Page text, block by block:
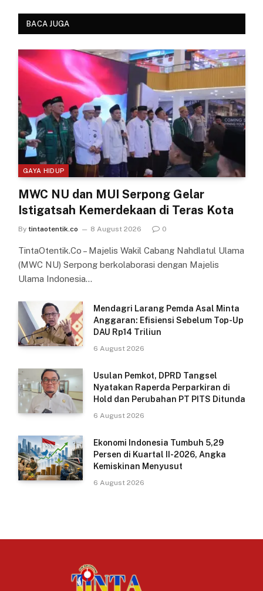
BACA JUGA
GAYA HIDUP
MWC NU dan MUI Serpong Gelar
Istigatsah Kemerdekaan di Teras Kota
By tintaotentik.co 8 August 2026 0
TintaOtentik.Co – Majelis Wakil Cabang Nahdlatul Ulama
(MWC NU) Serpong berkolaborasi dengan Majelis
Ulama Indonesia…
Mendagri Larang Pemda Asal Minta
Anggaran: Efisiensi Sebelum Top-Up
DAU Rp14 Triliun
6 August 2026
Usulan Pemkot, DPRD Tangsel
Nyatakan Raperda Perparkiran di
Hold dan Perubahan PT PITS Ditunda
6 August 2026
Ekonomi Indonesia Tumbuh 5,29
Persen di Kuartal II-2026, Angka
Kemiskinan Menyusut
6 August 2026